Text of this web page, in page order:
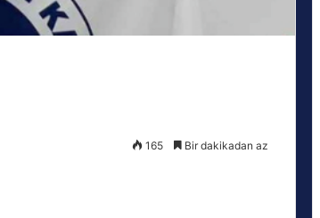
165 Bir dakikadan az